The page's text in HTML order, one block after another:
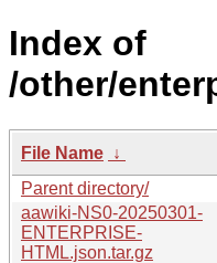
Index of
/other/
File Name ↓
Parent directory/
aawiki-NS0-20250301-
ENTERPRISE-
HTML.json.tar.gz